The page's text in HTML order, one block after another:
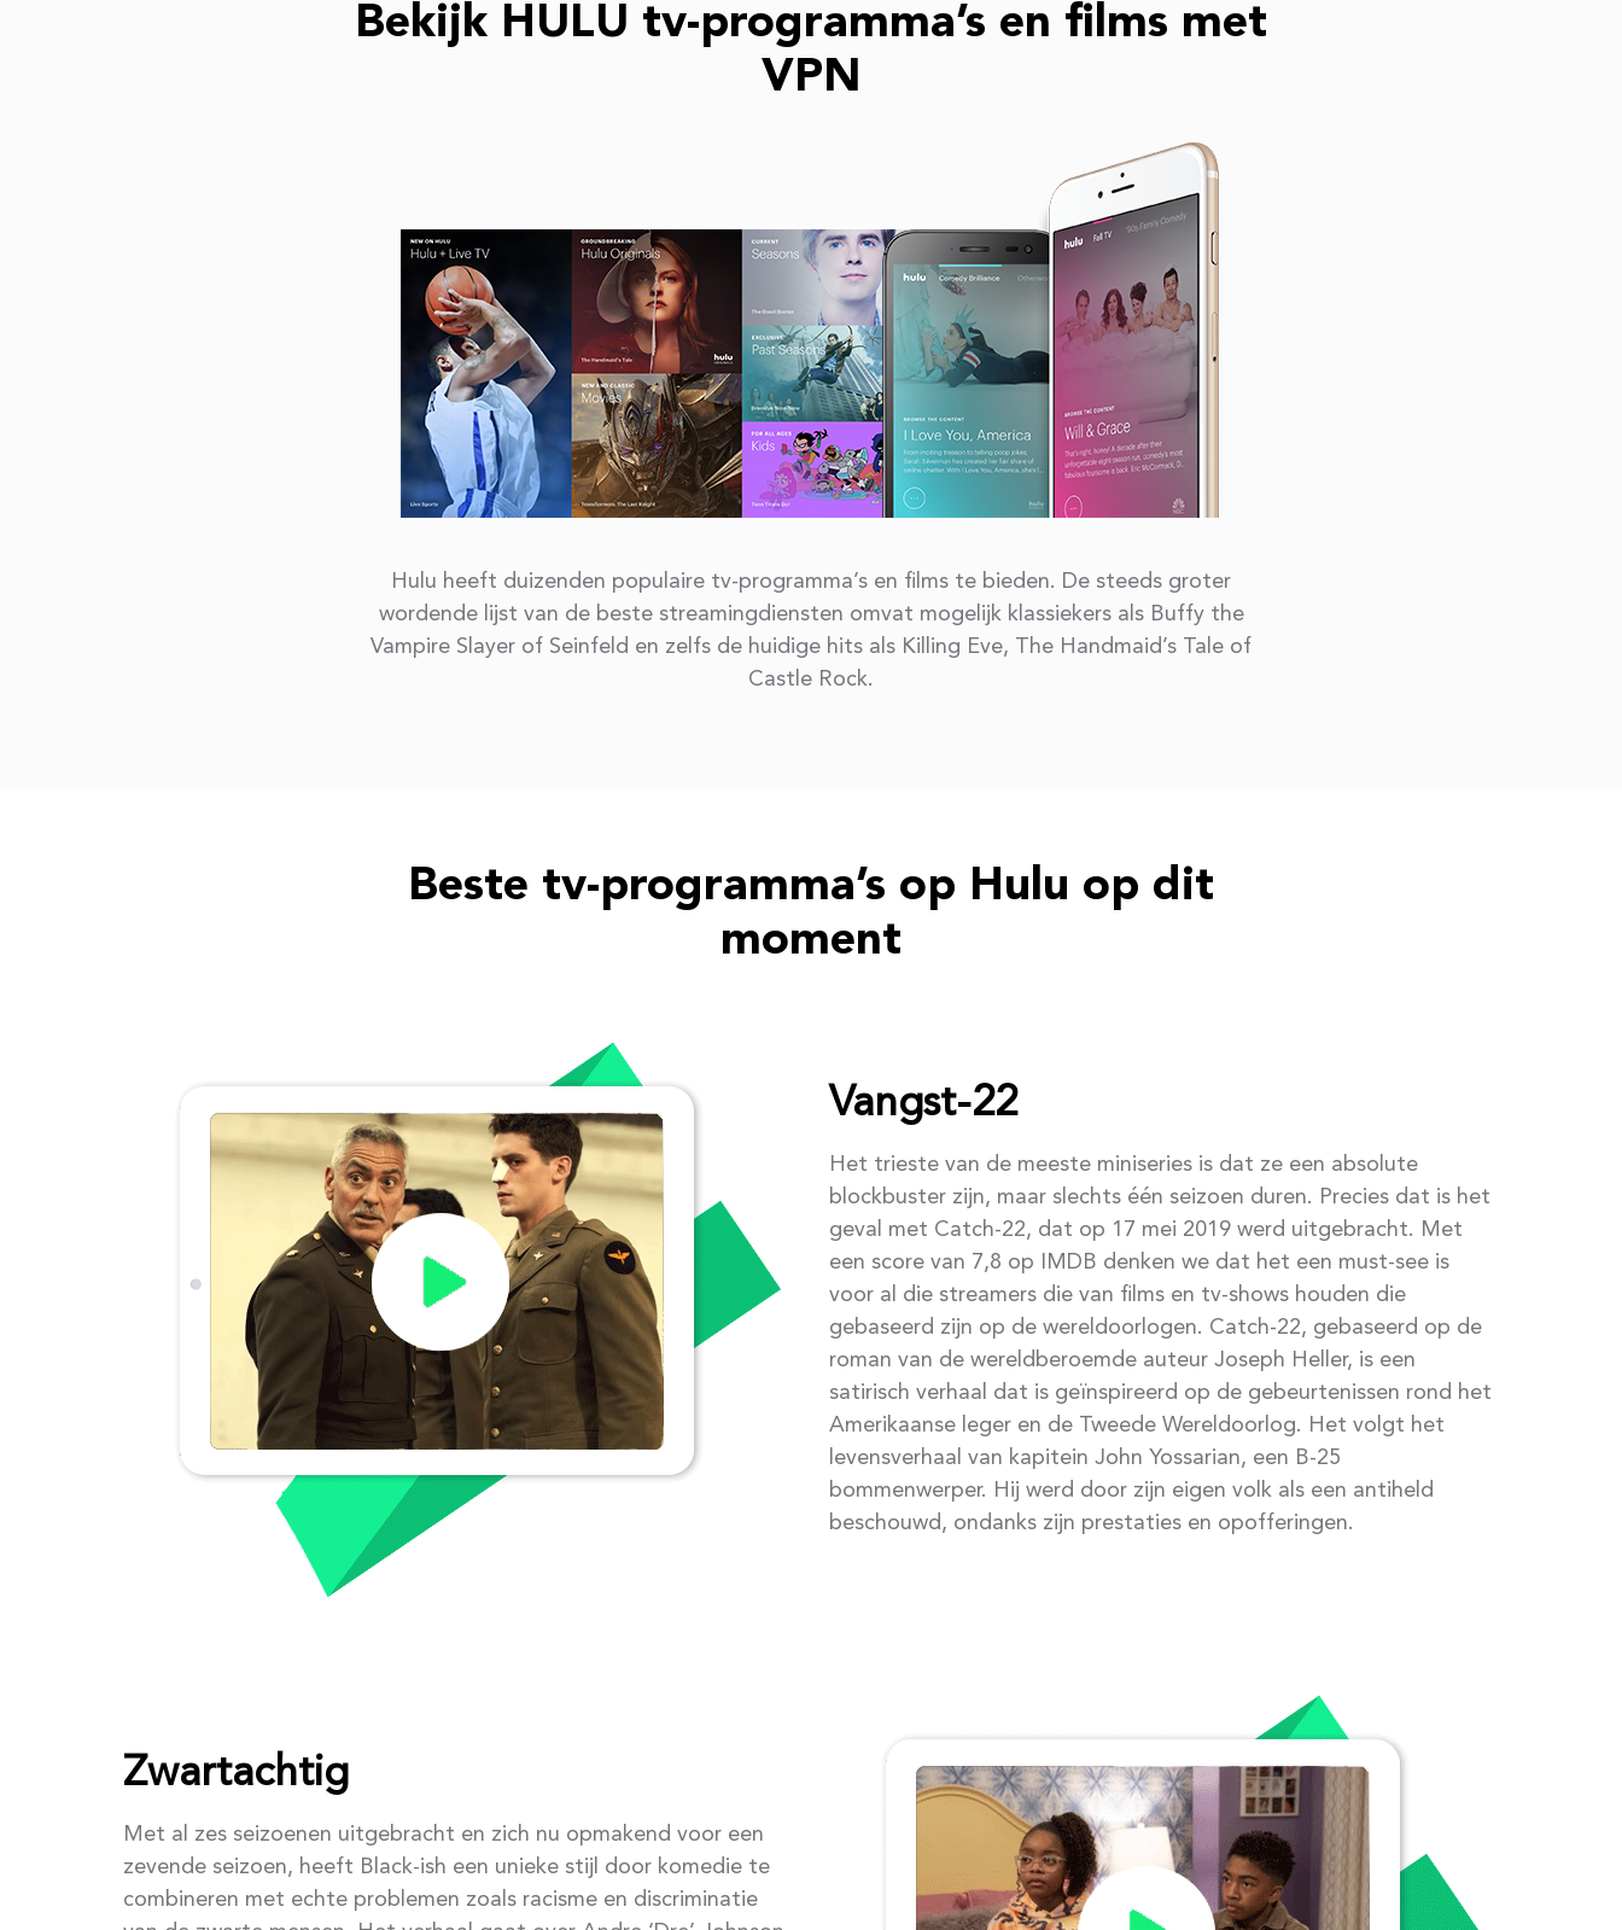
Bekijk HULU tv-programma’s en films met
VPN
Hulu heeft duizenden populaire tv-programma’s en films te bieden. De steeds groter
wordende lijst van de beste streamingdiensten omvat mogelijk klassiekers als Buffy the
Vampire Slayer of Seinfeld en zelfs de huidige hits als Killing Eve, The Handmaid’s Tale of
Castle Rock.
Beste tv-programma’s op Hulu op dit
moment
Vangst-22
Het trieste van de meeste miniseries is dat ze een absolute
blockbuster zijn, maar slechts één seizoen duren. Precies dat is het
geval met Catch-22, dat op 17 mei 2019 werd uitgebracht. Met
een score van 7,8 op IMDB denken we dat het een must-see is
voor al die streamers die van films en tv-shows houden die
gebaseerd zijn op de wereldoorlogen. Catch-22, gebaseerd op de
roman van de wereldberoemde auteur Joseph Heller, is een
satirisch verhaal dat is geïnspireerd op de gebeurtenissen rond het
Amerikaanse leger en de Tweede Wereldoorlog. Het volgt het
levensverhaal van kapitein John Yossarian, een B-25
bommenwerper. Hij werd door zijn eigen volk als een antiheld
beschouwd, ondanks zijn prestaties en opofferingen.
Zwartachtig
Met al zes seizoenen uitgebracht en zich nu opmakend voor een
zevende seizoen, heeft Black-ish een unieke stijl door komedie te
combineren met echte problemen zoals racisme en discriminatie